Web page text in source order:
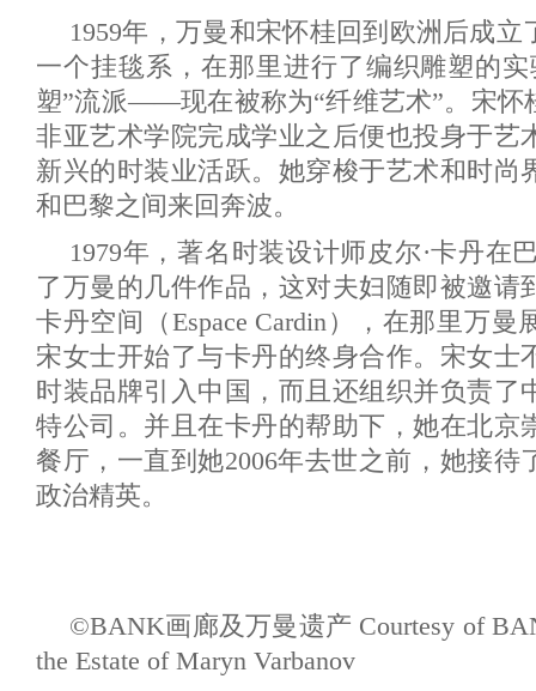
1959年，万曼和宋怀桂回到欧洲后成
一个挂毯系，在那里进行了编织雕塑的
塑”流派——现在被称为“纤维艺术”。宋怀
非亚艺术学院完成学业之后便也投身于艺
新兴的时装业活跃。她穿梭于艺术和时尚
和巴黎之间来回奔波。
1979年，著名时装设计师皮尔·卡丹在
了万曼的几件作品，这对夫妇随即被邀请
卡丹空间（Espace Cardin），在那里万
宋女士开始了与卡丹的终身合作。宋女士
时装品牌引入中国，而且还组织并负责了
特公司。并且在卡丹的帮助下，她在北京
餐厅，一直到她2006年去世之前，她接待
政治精英。
©BANK画廊及万曼遗产 Courtesy of
the Estate of Maryn Varbanov